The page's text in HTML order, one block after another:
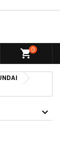
shopping_cart0